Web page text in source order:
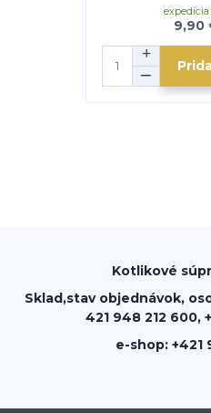
9,90
expedícia
Kotlikové
Sklad,stav objednávok,
421 948 212 600,
e-shop: +421